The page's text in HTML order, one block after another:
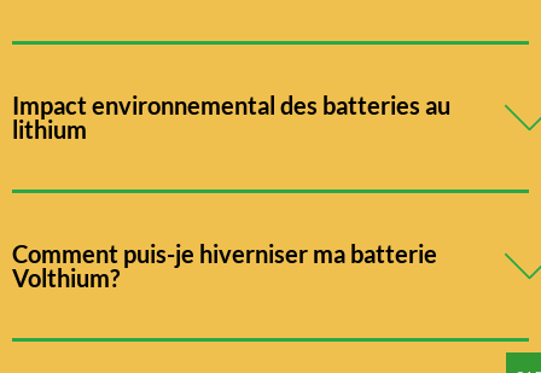
Impact environnemental des batteries au
lithium
Comment puis-je hiverniser ma batterie
Volthium?